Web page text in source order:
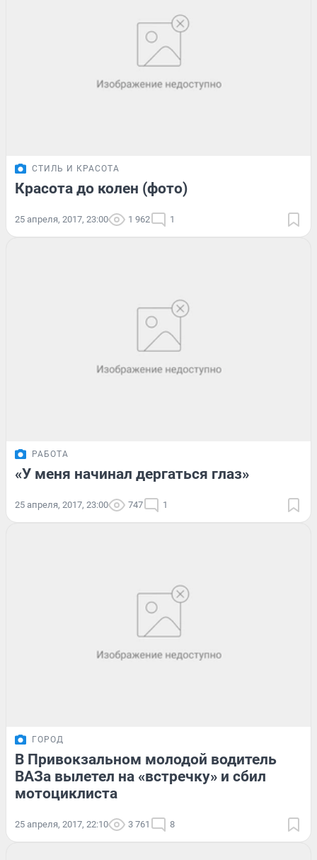
СТИЛЬ И КРАСОТА
Красота до колен (фото)
25 апреля, 2017, 23:00 1 962 1
РАБОТА
«У меня начинал дергаться глаз»
25 апреля, 2017, 23:00 747 1
ГОРОД
В Привокзальном молодой водитель
ВАЗа вылетел на «встречку» и сбил
мотоциклиста
25 апреля, 2017, 22:10 3 761 8